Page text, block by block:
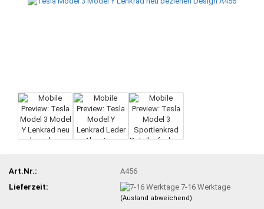
Art.Nr.:
A456
Lieferzeit:
7-16 Werktage
(Ausland abweichend)